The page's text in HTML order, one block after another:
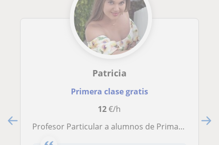
Patricia
Primera clase gratis
12€/h
Profesor Particular a alumnos de Primaria, Secundaria y Bachillerato en materia de Matemáticas, Lengua, Física, Química e Inglés